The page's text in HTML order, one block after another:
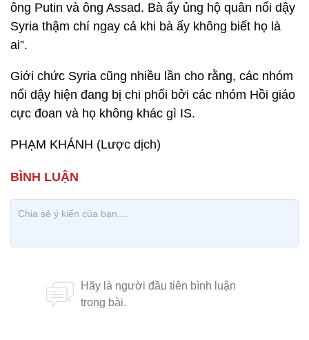
ông Putin và ông Assad. Bà ấy ủng hộ quân nổi dậy
Syria thậm chí ngay cả khi bà ấy không biết họ là
ai”.
Giới chức Syria cũng nhiều lần cho rằng, các nhóm
nổi dậy hiện đang bị chi phối bởi các nhóm Hồi giáo
cực đoan và họ không khác gì IS.
PHẠM KHÁNH (Lược dịch)